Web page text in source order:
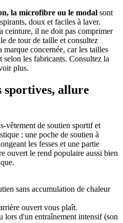
la microfibre ou le modal sont
doux et faciles à laver.
ceinture, il ne doit pas comprimer
de tour de taille et consultez
concernée, car les tailles
les fabricants. Consultez la
plus.
sportives, allure
vêtement de soutien sportif et
: une poche de soutien à
les fesses et une partie
ouvert le rend populaire aussi bien
sans accumulation de chaleur
ouvert vous plaît.
lors d'un entraînement intensif (son